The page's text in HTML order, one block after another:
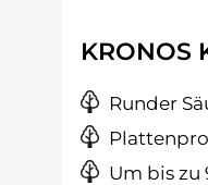
KRONOS
Runder
Um bis